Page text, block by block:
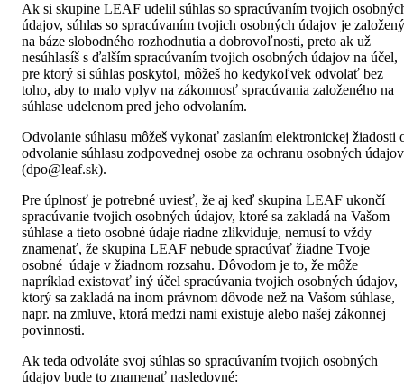
Ak si skupine LEAF udelil súhlas so spracúvaním tvojich
údajov, súhlas so spracúvaním tvojich osobných údajov je založený
na báze slobodného rozhodnutia a dobrovoľnosti, preto ak už
nesúhlasíš s ďalším spracúvaním tvojich osobných údajov na účel,
pre ktorý si súhlas poskytol, môžeš ho kedykoľvek odvolať bez
toho, aby to malo vplyv na zákonnosť spracúvania založeného na
súhlase udelenom pred jeho odvolaním.
Odvolanie súhlasu môžeš vykonať zaslaním elektronickej žiadosti
odvolanie súhlasu zodpovednej osobe za ochranu osobných údajov
(dpo@leaf.sk).
Pre úplnosť je potrebné uviesť, že aj keď skupina LEAF ukončí
spracúvanie tvojich osobných údajov, ktoré sa zakladá na Vašom
súhlase a tieto osobné údaje riadne zlikviduje, nemusí to vždy
znamenať, že skupina LEAF nebude spracúvať žiadne Tvoje
osobné údaje v žiadnom rozsahu. Dôvodom je to, že môže
napríklad existovať iný účel spracúvania tvojich osobných údajov,
ktorý sa zakladá na inom právnom dôvode než na Vašom súhlase,
napr. na zmluve, ktorá medzi nami existuje alebo našej zákonnej
povinnosti.
Ak teda odvoláte svoj súhlas so spracúvaním tvojich osobných
údajov bude to znamenať nasledovné: